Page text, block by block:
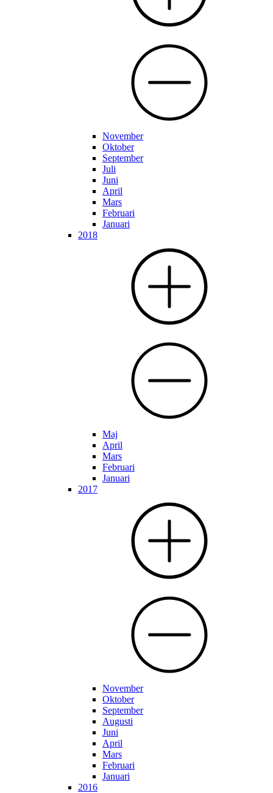
November
Oktober
September
Juli
Juni
April
Mars
Februari
Januari
2018
Maj
April
Mars
Februari
Januari
2017
November
Oktober
September
Augusti
Juni
April
Mars
Februari
Januari
2016